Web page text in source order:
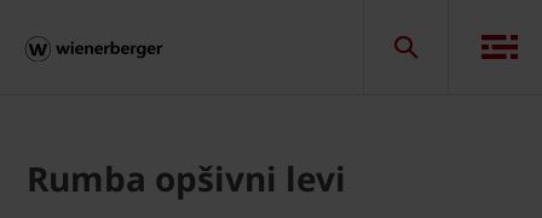
Rumba opšivni levi